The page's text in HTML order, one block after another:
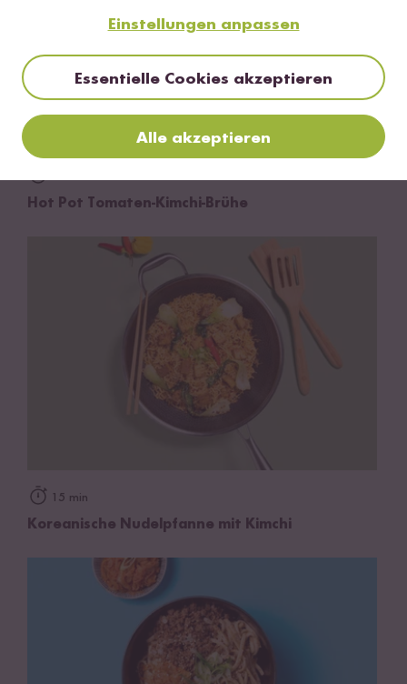
Hot Pot Tomaten-Kimchi-Brühe
15 min
Koreanische Nudelpfanne mit Kimchi
Einstellungen anpassen
Essentielle Cookies akzeptieren
Alle akzeptieren